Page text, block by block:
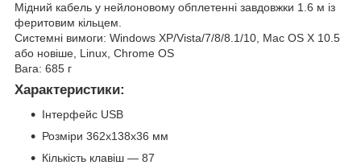
Мідний кабель у нейлоновому обплетенні завдовжки 1.6 м із
феритовим кільцем.
Системні вимоги: Windows XP/Vista/7/8/8.1/10, Mac OS X 10.5
або новіше, Linux, Chrome OS
Вага: 685 г
Характеристики:
Інтерфейс USB
Розміри 362х138х36 мм
Кількість клавіш — 87